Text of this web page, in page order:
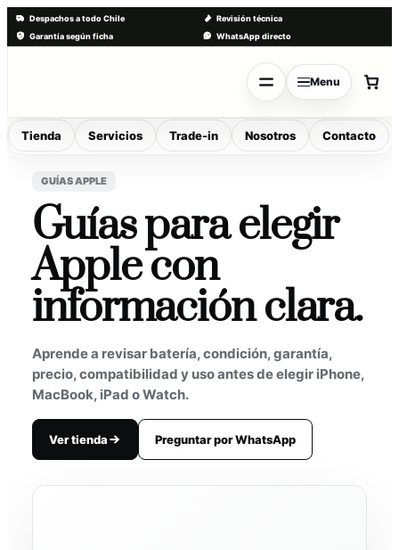
Despachos a todo Chile
Revisión técnica
Garantía según ficha
WhatsApp directo
Menu
Tienda Servicios Trade-in Nosotros Contacto
GUÍAS APPLE
Guías para elegir
Apple con
información clara.
Aprende a revisar batería, condición, garantía,
precio, compatibilidad y uso antes de elegir iPhone,
MacBook, iPad o Watch.
Ver tienda Preguntar por WhatsApp